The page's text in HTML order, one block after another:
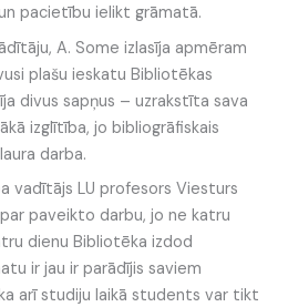
pacietību ielikt grāmatā.
A. Some izlasīja apmēram
plašu ieskatu Bibliotēkas
divus sapņus – uzrakstīta sava
izglītība, jo bibliogrāfiskais
darba.
vadītājs LU profesors Viesturs
paveikto darbu, jo ne katru
dienu Bibliotēka izdod
ir jau ir parādījis saviem
arī studiju laikā students var tikt